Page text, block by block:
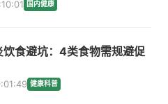
国内健康
饮食避坑：4类食物需规避促
健康科普